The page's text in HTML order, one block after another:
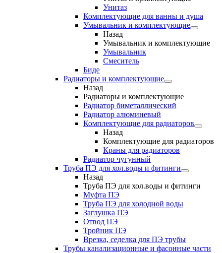
Унитаз
Комплектующие для ванны и душа
Умывальник и комплектующие
Назад
Умывальник и комплектующие
Умывальник
Смеситель
Биде
Радиаторы и комплектующие
Назад
Радиаторы и комплектующие
Радиатор биметаллический
Радиатор алюминевый
Комплектующие для радиаторов
Назад
Комплектующие для радиаторов
Краны для радиаторов
Радиатор чугунный
Труба ПЭ для хол.воды и фитинги
Назад
Труба ПЭ для хол.воды и фитинги
Муфта ПЭ
Труба ПЭ для холодной воды
Заглушка ПЭ
Отвод ПЭ
Тройник ПЭ
Врезка, седелка для ПЭ трубы
Трубы канализационные и фасонные части